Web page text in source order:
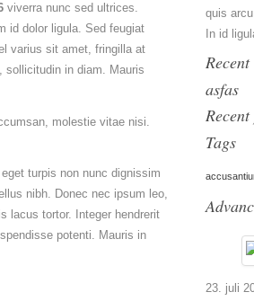
viverra nunc sed ultrices.
id dolor ligula. Sed feugiat
varius sit amet, fringilla at
sollicitudin in diam. Mauris
molestie vitae nisi.
turpis non nunc dignissim
nibh. Donec nec ipsum leo,
lacus tortor. Integer hendrerit
potenti. Mauris in
quis
In id
asfas
Tags
23. juli